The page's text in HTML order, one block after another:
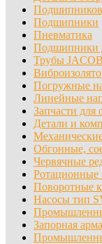
Подшипники
Пневматика
Подшипники
Трубы JACOB
Погружные
Линейные
Запчасти для
Детали и
Обгонные,
Червячные
Ротационные
Поворотные
Насосы тип
Запорная